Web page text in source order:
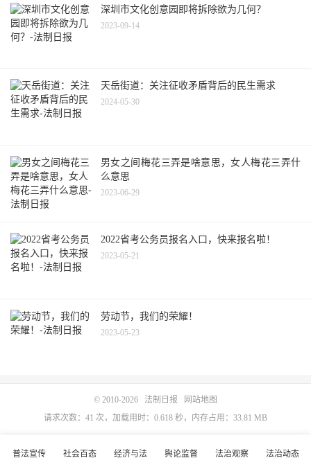
深圳市文化创意园即将拆除欲为几何？
2023-09-14
天岳街道：关注征收矛盾背后的民生需求
2024-05-30
男女之间梅花三弄是啥意思，女人梅花三弄什
么意思
2023-06-29
2022省考公务员报名入口，快来报名啦！
2023-05-21
劳动节，我们的荣耀！
2023-05-23
普法宣传 社会百态 经济与法 舆论监督 法治观察 法治动态
© 2010-2026 法制日报
网站地图
请求次数：41 次，加载用时：0.618 秒，内存占用：33.81 MB